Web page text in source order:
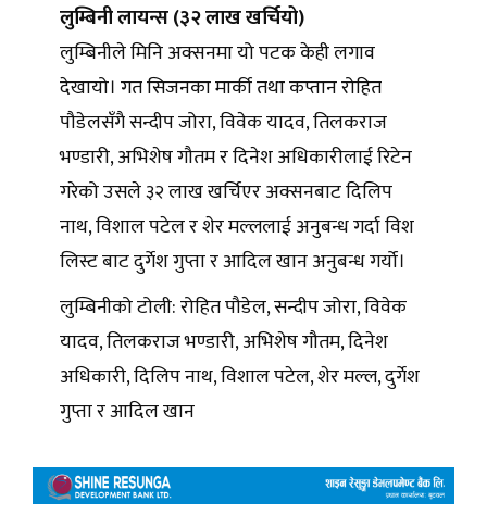
लुम्बिनी लायन्स (३२ लाख खर्चियो)
लुम्बिनीले मिनि अक्सनमा यो पटक केही लगाव
देखायो। गत सिजनका मार्की तथा कप्तान रोहित
पौडेलसँगै सन्दीप जोरा, विवेक यादव, तिलकराज
भण्डारी, अभिशेष गौतम र दिनेश अधिकारीलाई रिटेन
गरेको उसले ३२ लाख खर्चिएर अक्सनबाट दिलिप
नाथ, विशाल पटेल र शेर मल्ललाई अनुबन्ध गर्दा विश
लिस्ट बाट दुर्गेश गुप्ता र आदिल खान अनुबन्ध गर्यो।
लुम्बिनीको टोली: रोहित पौडेल, सन्दीप जोरा, विवेक
यादव, तिलकराज भण्डारी, अभिशेष गौतम, दिनेश
अधिकारी, दिलिप नाथ, विशाल पटेल, शेर मल्ल, दुर्गेश
गुप्ता र आदिल खान